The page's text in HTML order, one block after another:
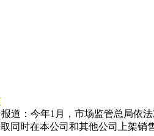
道：今年1月，市场监管总局
同时在本公司和其他公司上架